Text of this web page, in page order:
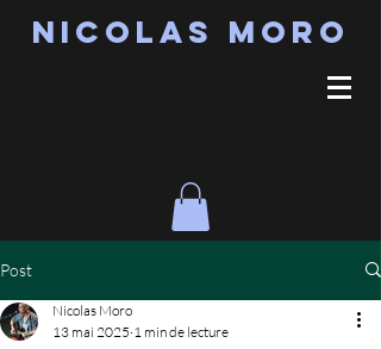
Nicolas MORO
Post
Nicolas Moro
13 mai 2025 1 min de lecture